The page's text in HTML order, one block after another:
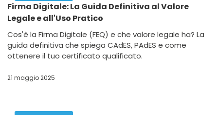
Firma Digitale: La Guida Definitiva al Valore
Legale e all'Uso Pratico
Cos'è la Firma Digitale (FEQ) e che valore legale ha? La
guida definitiva che spiega CAdES, PAdES e come
ottenere il tuo certificato qualificato.
21 maggio 2025